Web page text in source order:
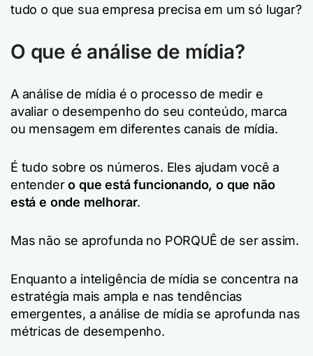
tudo o que sua empresa precisa em um só lugar?
O que é análise de mídia?
A análise de mídia é o processo de medir e
avaliar o desempenho do seu conteúdo, marca
ou mensagem em diferentes canais de mídia.
É tudo sobre os números. Eles ajudam você a
entendero que está funcionando, o que não
está e onde melhorar.
Mas não se aprofunda no PORQUÊ de ser assim.
Enquanto a inteligência de mídia se concentra na
estratégia mais ampla e nas tendências
emergentes, a análise de mídia se aprofunda nas
métricas de desempenho.